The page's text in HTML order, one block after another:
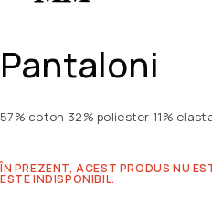
Pantaloni
57% coton 32% poliester 11%
ÎN PREZENT, ACEST PRODUS NU
ESTE INDISPONIBIL.